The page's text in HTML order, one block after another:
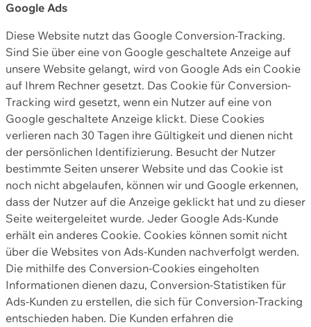
Google Ads
Diese Website nutzt das Google Conversion-Tracking.
Sind Sie über eine von Google geschaltete Anzeige auf
unsere Website gelangt, wird von Google Ads ein Cookie
auf Ihrem Rechner gesetzt. Das Cookie für Conversion-
Tracking wird gesetzt, wenn ein Nutzer auf eine von
Google geschaltete Anzeige klickt. Diese Cookies
verlieren nach 30 Tagen ihre Gültigkeit und dienen nicht
der persönlichen Identifizierung. Besucht der Nutzer
bestimmte Seiten unserer Website und das Cookie ist
noch nicht abgelaufen, können wir und Google erkennen,
dass der Nutzer auf die Anzeige geklickt hat und zu dieser
Seite weitergeleitet wurde. Jeder Google Ads-Kunde
erhält ein anderes Cookie. Cookies können somit nicht
über die Websites von Ads-Kunden nachverfolgt werden.
Die mithilfe des Conversion-Cookies eingeholten
Informationen dienen dazu, Conversion-Statistiken für
Ads-Kunden zu erstellen, die sich für Conversion-Tracking
entschieden haben. Die Kunden erfahren die